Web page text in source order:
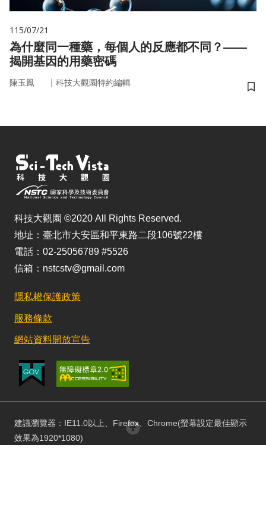
115/07/21
為什麼同一種藥，每個人的反應都不同？——
揭開基因的用藥密碼
陳玉鳳 ｜ 科技大觀園特約編輯
儲
科技大觀園 ©2020 All Rights Reserved.
地址：臺北市大安區和平東路二段106號22樓
電話：02-25056789 #5526
信箱：nstcstv@gmail.com
隱私權保護政策
服務條款
網站資料開放宣告
建議瀏覽器：IE11.0以上、Firefox、Chrome(螢幕設定最佳顯示
效果為1920*1080)
回頂部